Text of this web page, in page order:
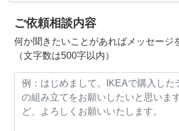
ご依頼相談内容
何か聞きたいことがあればメッセージ
（文字数は500字以内）